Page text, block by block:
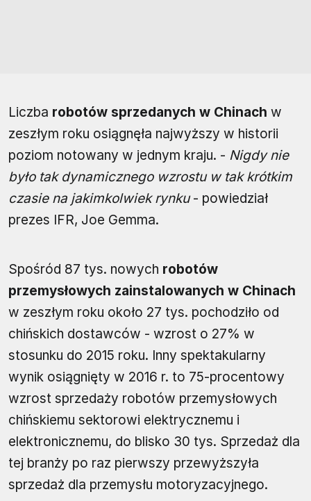
Liczba robotów sprzedanych w Chinach w
zeszłym roku osiągnęła najwyższy w historii
poziom notowany w jednym kraju. - Nigdy nie
było tak dynamicznego wzrostu w tak krótkim
czasie na jakimkolwiek rynku- powiedział
prezes IFR, Joe Gemma.
Spośród 87 tys. nowych robotów
przemysłowych zainstalowanych w Chinach
w zeszłym roku około 27 tys. pochodziło od
chińskich dostawców - wzrost o 27% w
stosunku do 2015 roku. Inny spektakularny
wynik osiągnięty w 2016 r. to 75-procentowy
wzrost sprzedaży robotów przemysłowych
chińskiemu sektorowi elektrycznemu i
elektronicznemu, do blisko 30 tys. Sprzedaż dla
tej branży po raz pierwszy przewyższyła
sprzedaż dla przemysłu motoryzacyjnego.